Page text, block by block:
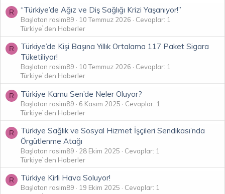
R “Türkiye’de Ağız ve Diş Sağlığı Krizi Yaşanıyor!”
Başlatan rasim89 10 Temmuz 2026
Cevaplar: 1
Türkiye`den Haberler
R
Türkiye’de Kişi Başına Yıllık Ortalama 117 Paket Sigara
Tüketiliyor!
Başlatan rasim89 10 Temmuz 2026
Cevaplar: 1
Türkiye`den Haberler
R Türkiye Kamu Sen’de Neler Oluyor?
Başlatan rasim89 6 Kasım 2025
Cevaplar: 1
Türkiye`den Haberler
R
Türkiye Sağlık ve Sosyal Hizmet İşçileri Sendikası’nda
Örgütlenme Atağı
Başlatan rasim89 28 Ekim 2025
Cevaplar: 1
Türkiye`den Haberler
R Türkiye Kirli Hava Soluyor!
Başlatan rasim89 19 Ekim 2025
Cevaplar: 1